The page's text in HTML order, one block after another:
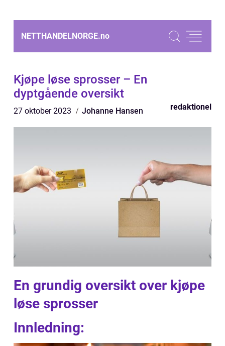
NETTHANDELNORGE.no
Kjøpe løse sprosser – En
dyptgående oversikt
27 oktober 2023 Johanne Hansen redaktionel
En grundig oversikt over kjøpe
løse sprosser
Innledning: